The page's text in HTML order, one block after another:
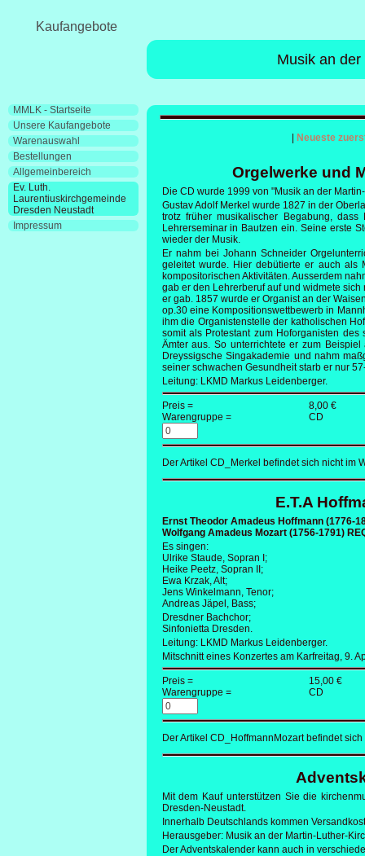
Kaufangebote
MMLK - Startseite
Unsere Kaufangebote
Warenauswahl
Bestellungen
Allgemeinbereich
Ev. Luth.
Laurentiuskirchgemeinde
Dresden Neustadt
Impressum
Musik an
Neueste
Orgelwerke und
Die CD wurde 1999 von "Musik an der
Gustav Adolf Merkel wurde 1827 in der
trotz früher musikalischer Begabung,
Lehrerseminar in Bautzen ein. Seine erste
wieder der Musik.
Er nahm bei Johann Schneider
geleitet wurde. Hier debütierte er auch als
kompositorischen Aktivitäten. Ausserdem
gab er den Lehrerberuf auf und widmete
er gab. 1857 wurde er Organist an der
op.30 eine Kompositionswettbewerb in
ihm die Organistenstelle der katholischen
somit als Protestant zum Hoforganisten
Ämter aus. So unterrichtete er zum
Dreyssigsche Singakademie und nahm
seiner schwachen Gesundheit starb er nur
Leitung: LKMD Markus Leidenberger.
Preis =
8,00 €
Warengruppe =
CD
Der Artikel CD_Merkel befindet sich nicht im
E.T.A
Ernst Theodor Amadeus Hoffmann (1776-
Wolfgang Amadeus Mozart (1756-1791)
Es singen:
Ulrike Staude, Sopran I;
Heike Peetz, Sopran II;
Ewa Krzak, Alt;
Jens Winkelmann, Tenor;
Andreas Jäpel, Bass;
Dresdner Bachchor;
Sinfonietta Dresden.
Leitung: LKMD Markus Leidenberger.
Mitschnitt eines Konzertes am Karfreitag, 9.
Preis =
15,00 €
Warengruppe =
CD
Der Artikel CD_HoffmannMozart befindet
Mitdem Kauf unterstützen Sie die
Dresden-Neustadt.
Innerhalb Deutschlands kommen
Herausgeber: Musik an der Martin-Luther-
Der Adventskalender kann auch in